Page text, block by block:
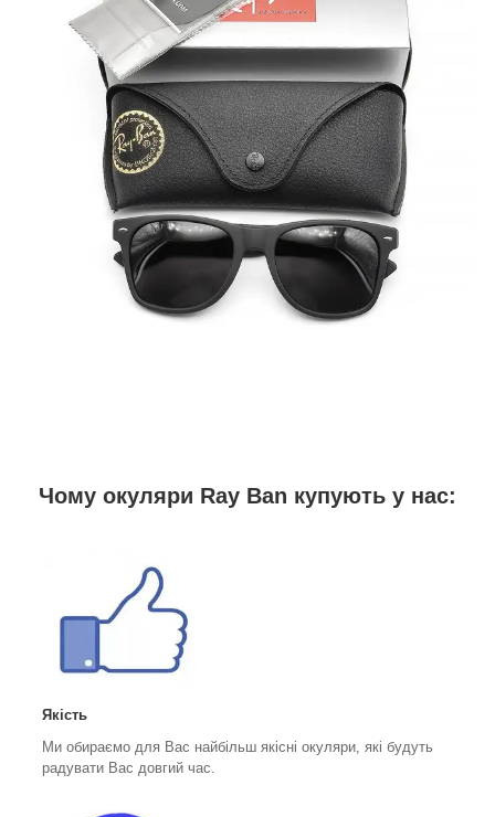
Чому окуляри Ray Ban купують у нас:
Якість
Ми обираємо для Вас найбільш якісні окуляри, які будуть
радувати Вас довгий час.